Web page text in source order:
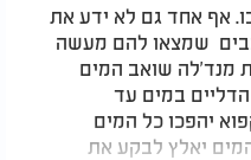
אף אחד גם לא ידע את
שמצאו להם מעשה
מנד'לה שואב המים
במים עד
יהפכו כל המים
יאלץ לבקע את